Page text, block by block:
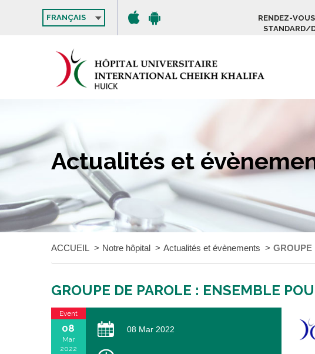
FRANÇAIS RENDEZ-
STANDARD/
Actualités et
ACCUEIL Notre hôpital Actualités et évènements GROUPE
GROUPE DE PAROLE : ENSEMBLE
Event
08
Mar
2022
08 Mar 2022